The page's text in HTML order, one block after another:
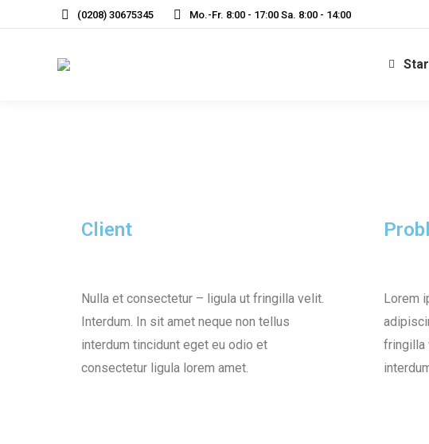
(0208) 30675345 Mo.-Fr. 8:00 - 17:00 Sa. 8:00 - 14:00
Client
Nulla et consectetur – ligula ut fringilla velit.
Interdum. In sit amet neque non tellus
interdum tincidunt eget eu odio et
consectetur ligula lorem amet.
Lorem
fringilla